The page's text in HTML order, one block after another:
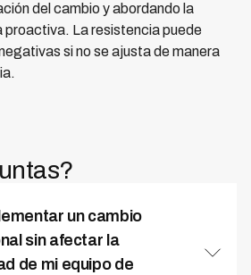
del cambio y abordando la
proactiva. La resistencia puede
si no se ajusta de manera
un cambio
sin afectar la
de mi equipo de